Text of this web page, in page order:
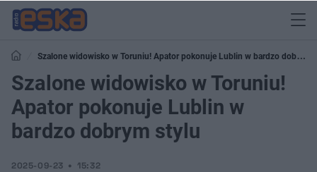
Szalone widowisko w Toruniu! Apator pokonuje Lublin w bardzo dobrym
stylu
Szalone widowisko w Toruniu!
Apator pokonuje Lublin w
bardzo dobrym stylu
2025-09-23 15:32